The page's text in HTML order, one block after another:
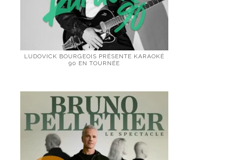
LUDOVICK BOURGEOIS PRÉSENTE KARAOKÉ
90 EN TOURNÉE